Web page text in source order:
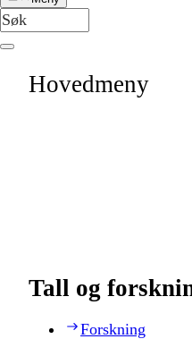
Hovedmeny
Tall og
Forskning